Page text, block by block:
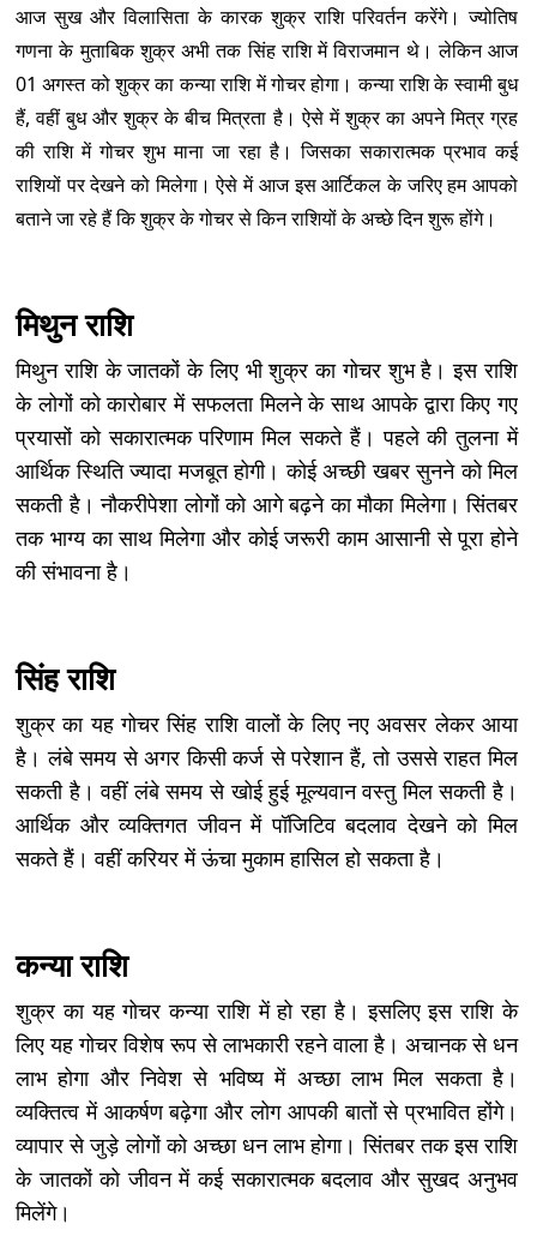
आज सुख और विलासिता के कारक शुक्र राशि परिवर्तन करेंगे। ज्योतिष
गणना के मुताबिक शुक्र अभी तक सिंह राशि में विराजमान थे। लेकिन आज
01 अगस्त को शुक्र का कन्या राशि में गोचर होगा। कन्या राशि के स्वामी बुध
हैं, वहीं बुध और शुक्र के बीच मित्रता है। ऐसे में शुक्र का अपने मित्र ग्रह
की राशि में गोचर शुभ माना जा रहा है। जिसका सकारात्मक प्रभाव कई
राशियों पर देखने को मिलेगा। ऐसे में आज इस आर्टिकल के जरिए हम आपको
बताने जा रहे हैं कि शुक्र के गोचर से किन राशियों के अच्छे दिन शुरू होंगे।
मिथुन राशि
मिथुन राशि के जातकों के लिए भी शुक्र का गोचर शुभ है। इस राशि
के लोगों को कारोबार में सफलता मिलने के साथ आपके द्वारा किए गए
प्रयासों को सकारात्मक परिणाम मिल सकते हैं। पहले की तुलना में
आर्थिक स्थिति ज्यादा मजबूत होगी। कोई अच्छी खबर सुनने को मिल
सकती है। नौकरीपेशा लोगों को आगे बढ़ने का मौका मिलेगा। सिंतबर
तक भाग्य का साथ मिलेगा और कोई जरूरी काम आसानी से पूरा होने
की संभावना है।
सिंह राशि
शुक्र का यह गोचर सिंह राशि वालों के लिए नए अवसर लेकर आया
है। लंबे समय से अगर किसी कर्ज से परेशान हैं, तो उससे राहत मिल
सकती है। वहीं लंबे समय से खोई हुई मूल्यवान वस्तु मिल सकती है।
आर्थिक और व्यक्तिगत जीवन में पॉजिटिव बदलाव देखने को मिल
सकते हैं। वहीं करियर में ऊंचा मुकाम हासिल हो सकता है।
कन्या राशि
शुक्र का यह गोचर कन्या राशि में हो रहा है। इसलिए इस राशि के
लिए यह गोचर विशेष रूप से लाभकारी रहने वाला है। अचानक से धन
लाभ होगा और निवेश से भविष्य में अच्छा लाभ मिल सकता है।
व्यक्तित्व में आकर्षण बढ़ेगा और लोग आपकी बातों से प्रभावित होंगे।
व्यापार से जुड़े लोगों को अच्छा धन लाभ होगा। सिंतबर तक इस राशि
के जातकों को जीवन में कई सकारात्मक बदलाव और सुखद अनुभव
मिलेंगे।